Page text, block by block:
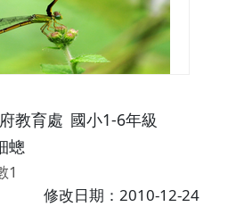
教育處 國小1-6年級
蟌
1
修改日期：2010-12-24